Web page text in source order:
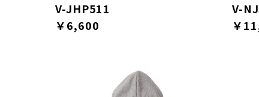
V-JHP511
￥6,600
V-
￥